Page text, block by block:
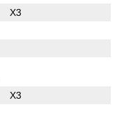
X3
X3